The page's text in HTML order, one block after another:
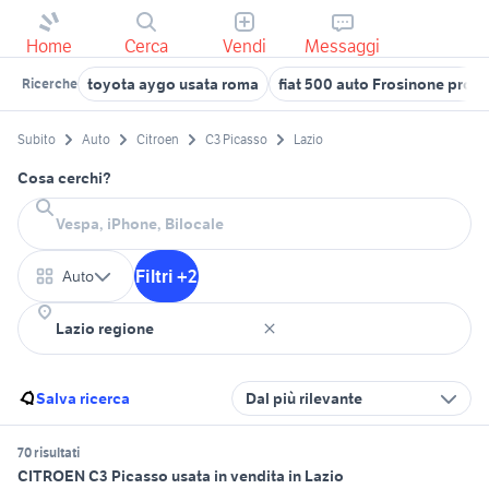
Home Cerca Vendi Messaggi
Ricerche toyota aygo usata roma fiat 500 auto Frosinone
Subito Auto Citroen C3 Picasso Lazio
Cosa cerchi?
Auto Filtri +2
Salva ricerca Dal più rilevante
70 risultati
CITROEN C3 Picasso usata in vendita in Lazio